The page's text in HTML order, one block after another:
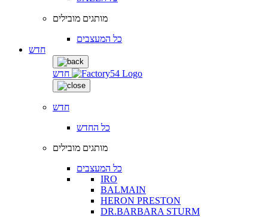
מותגים מובילים
כל המעצבים
חדש
חדש
חדש
כל החדש
מותגים מובילים
כל המעצבים
IRO
BALMAIN
HERON PRESTON
DR.BARBARA STURM